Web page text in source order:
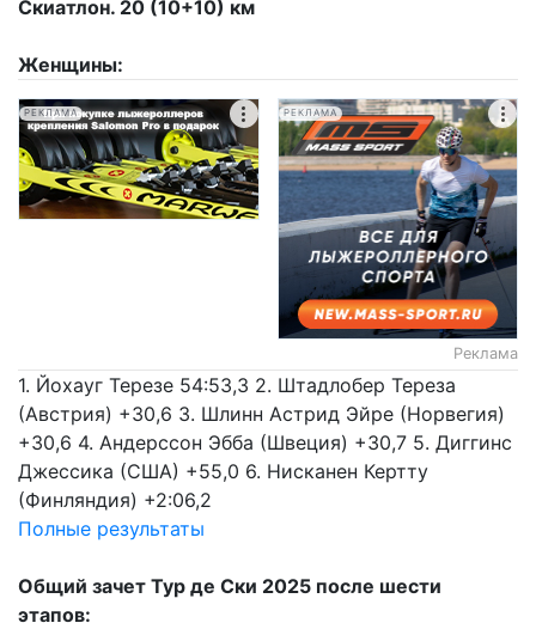
Скиатлон. 20 (10+10) км
Женщины:
РЕКЛАМА РЕКЛАМА
Реклама
1. Йохауг Терезе 54:53,3 2. Штадлобер Тереза
(Австрия) +30,6 3. Шлинн Астрид Эйре (Норвегия)
+30,6 4. Андерссон Эбба (Швеция) +30,7 5. Диггинс
Джессика (США) +55,0 6. Нисканен Кертту
(Финляндия) +2:06,2
Полные результаты
Общий зачет Тур де Ски 2025 после шести
этапов: